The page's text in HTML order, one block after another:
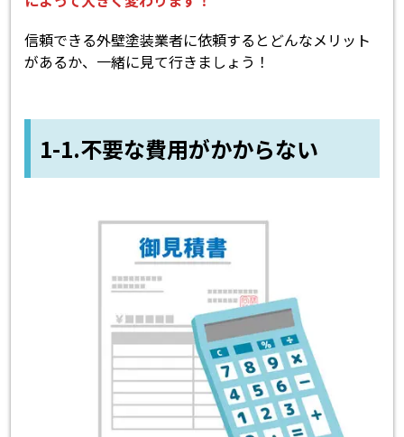
信頼できる外壁塗装業者に依頼するとどんなメリット
があるか、一緒に見て行きましょう！
1-1.不要な費用がかからない